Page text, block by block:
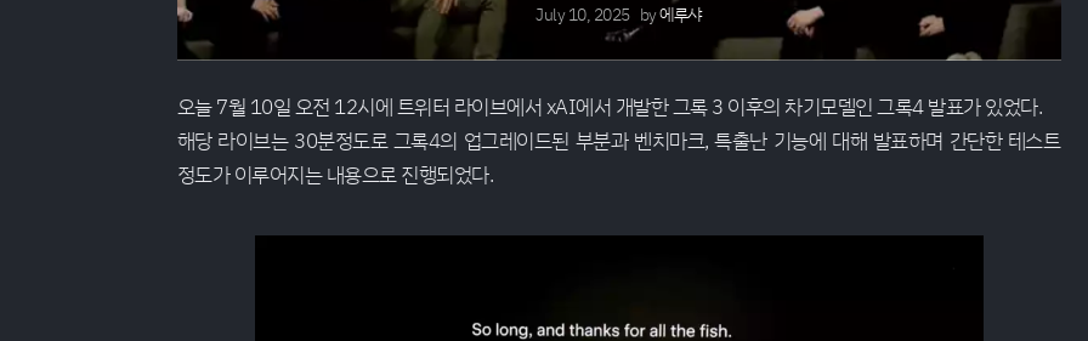
July 10, 2025 by에루샤
오늘 7월 10일 오전 12시에 트위터 라이브에서 xAI에서 개발한 그록 3 이후의 차기모델인 그록4 발표가 있었다.
해당 라이브는 30분정도로 그록4의 업그레이드된 부분과 벤치마크, 특출난 기능에 대해 발표하며 간단한 테스트
정도가 이루어지는 내용으로 진행되었다.